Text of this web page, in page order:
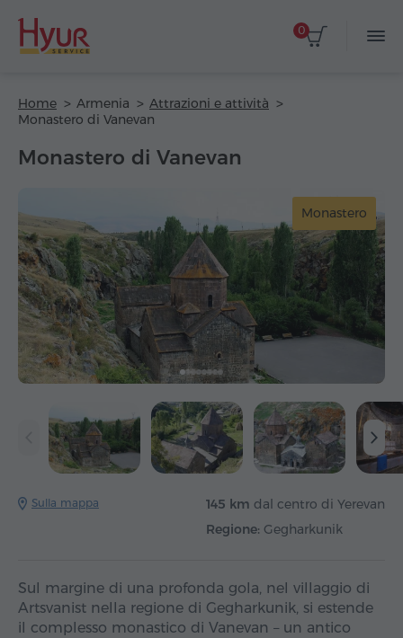
0
Home Armenia
Attrazioni e attività
Monastero di Vanevan
Monastero di Vanevan
Monastero
Sulla mappa 145 km dal centro di Yerevan
Regione: Gegharkunik
Sul margine di una profonda gola, nel villaggio di
Artsvanist nella regione di Gegharkunik, si estende
il complesso monastico di Vanevan – un antico